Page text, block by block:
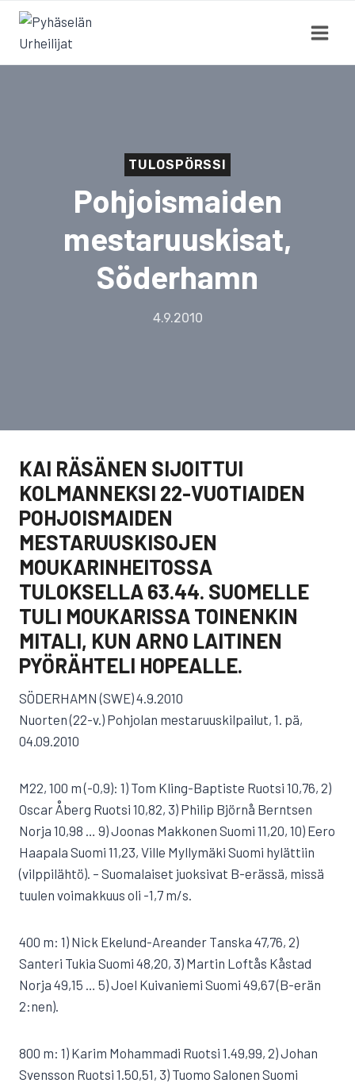
Siirry
sisältöön
TULOSPÖRSSI
Pohjoismaiden
mestaruuskisat,
Söderhamn
4.9.2010
KAI RÄSÄNEN SIJOITTUI
KOLMANNEKSI 22-VUOTIAIDEN
POHJOISMAIDEN
MESTARUUSKISOJEN
MOUKARINHEITOSSA
TULOKSELLA 63.44. SUOMELLE
TULI MOUKARISSA TOINENKIN
MITALI, KUN ARNO LAITINEN
PYÖRÄHTELI HOPEALLE.
SÖDERHAMN (SWE) 4.9.2010
Nuorten (22-v.) Pohjolan mestaruuskilpailut, 1. pä,
04.09.2010
M22, 100 m (-0,9): 1) Tom Kling-Baptiste Ruotsi 10,76, 2)
Oscar Åberg Ruotsi 10,82, 3) Philip Björnå Berntsen
Norja 10,98 … 9) Joonas Makkonen Suomi 11,20, 10) Eero
Haapala Suomi 11,23, Ville Myllymäki Suomi hylättiin
(vilppilähtö). – Suomalaiset juoksivat B-erässä, missä
tuulen voimakkuus oli -1,7 m/s.
400 m: 1) Nick Ekelund-Areander Tanska 47,76, 2)
Santeri Tukia Suomi 48,20, 3) Martin Loftås Kåstad
Norja 49,15 … 5) Joel Kuivaniemi Suomi 49,67 (B-erän
2:nen).
800 m: 1) Karim Mohammadi Ruotsi 1.49,99, 2) Johan
Svensson Ruotsi 1.50,51, 3) Tuomo Salonen Suomi